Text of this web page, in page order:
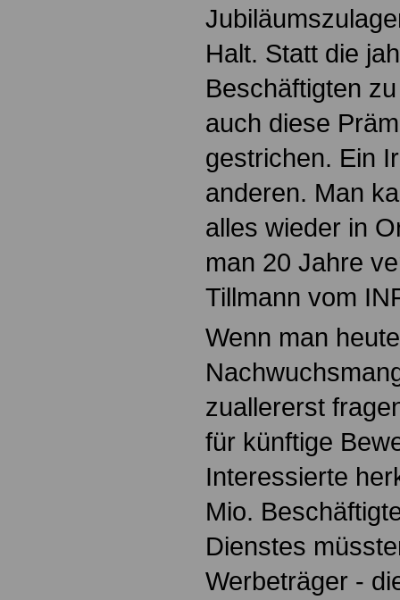
Halt. Statt die
Beschäftigten
auch diese
gestrichen. Ein
anderen. Man
alles wieder in
man 20 Jahre
Tillmann vom
Wenn man
zuallererst
für künftige
Interessierte
Mio.
Dienstes
Werbeträger -